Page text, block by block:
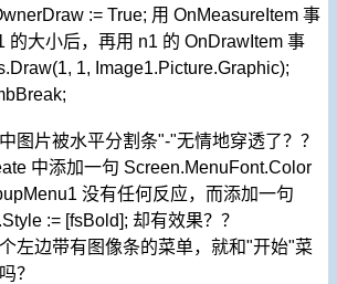
:= True; 用 OnMeasureItem 事
的大小后，再用 n1 的 OnDrawItem 事
1, Image1.Picture.Graphic);
图片被水平分割条"-"无情地穿透了？？
中添加一句 Screen.MenuFont.Color
没有任何反应，而添加一句
:= [fsBold]; 却有效果？？
左边带有图像条的菜单，就和"开始"菜
？